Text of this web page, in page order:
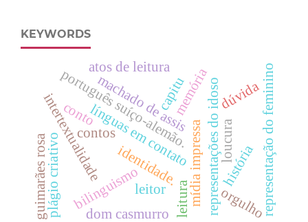
KEYWORDS
representações do idoso
mídia impressa
identidade.
línguas em contato
bilinguismo
português suíço-alemão.
intertextualidade
plágio criativo
machado de assis
contos loucura
conto
história
guimarães rosa
capitu representação do feminino
dúvida
memória
atos de leitura
leitor orgulho
dom casmurro leitura